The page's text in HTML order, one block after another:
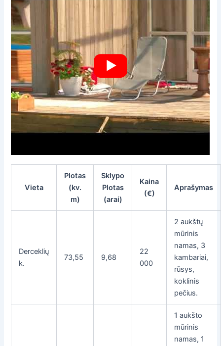
Vieta
Plotas
(kv.
m)
Sklypo
Plotas
(arai)
Kaina
(€)
Aprašymas
Derceklių
k.
73,55 9,68
22
000
2 aukštų
mūrinis
namas, 3
kambariai,
rūsys,
koklinis
pečius.
1 aukšto
mūrinis
namas, 1